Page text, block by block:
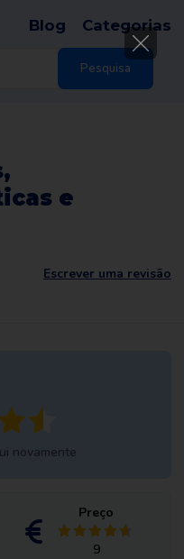
Pesquisa
Blog Categorias
e
Escrever uma revisão
Preço
9
novamente